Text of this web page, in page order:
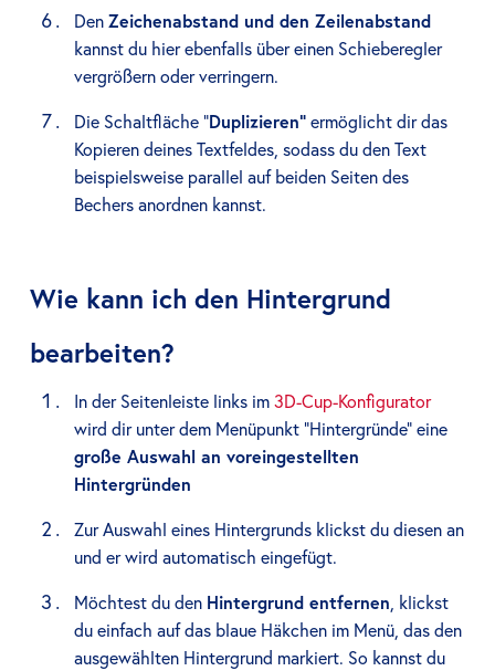
Den Zeichenabstand und den Zeilenabstand
kannst du hier ebenfalls über einen Schieberegler
vergrößern oder verringern.
Die Schaltfläche “Duplizieren” ermöglicht dir das
Kopieren deines Textfeldes, sodass du den Text
beispielsweise parallel auf beiden Seiten des
Bechers anordnen kannst.
Wie kann ich den Hintergrund
bearbeiten?
In der Seitenleiste links im 3D-Cup-Konfigurator
wird dir unter dem Menüpunkt “Hintergründe” eine
große Auswahl an voreingestellten
Hintergründen
Zur Auswahl eines Hintergrunds klickst du diesen an
und er wird automatisch eingefügt.
Möchtest du den Hintergrund entfernen, klickst
du einfach auf das blaue Häkchen im Menü, das den
ausgewählten Hintergrund markiert. So kannst du